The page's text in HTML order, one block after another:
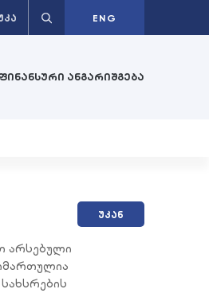
ENG
ანგარიშგება
უკან
არსებული